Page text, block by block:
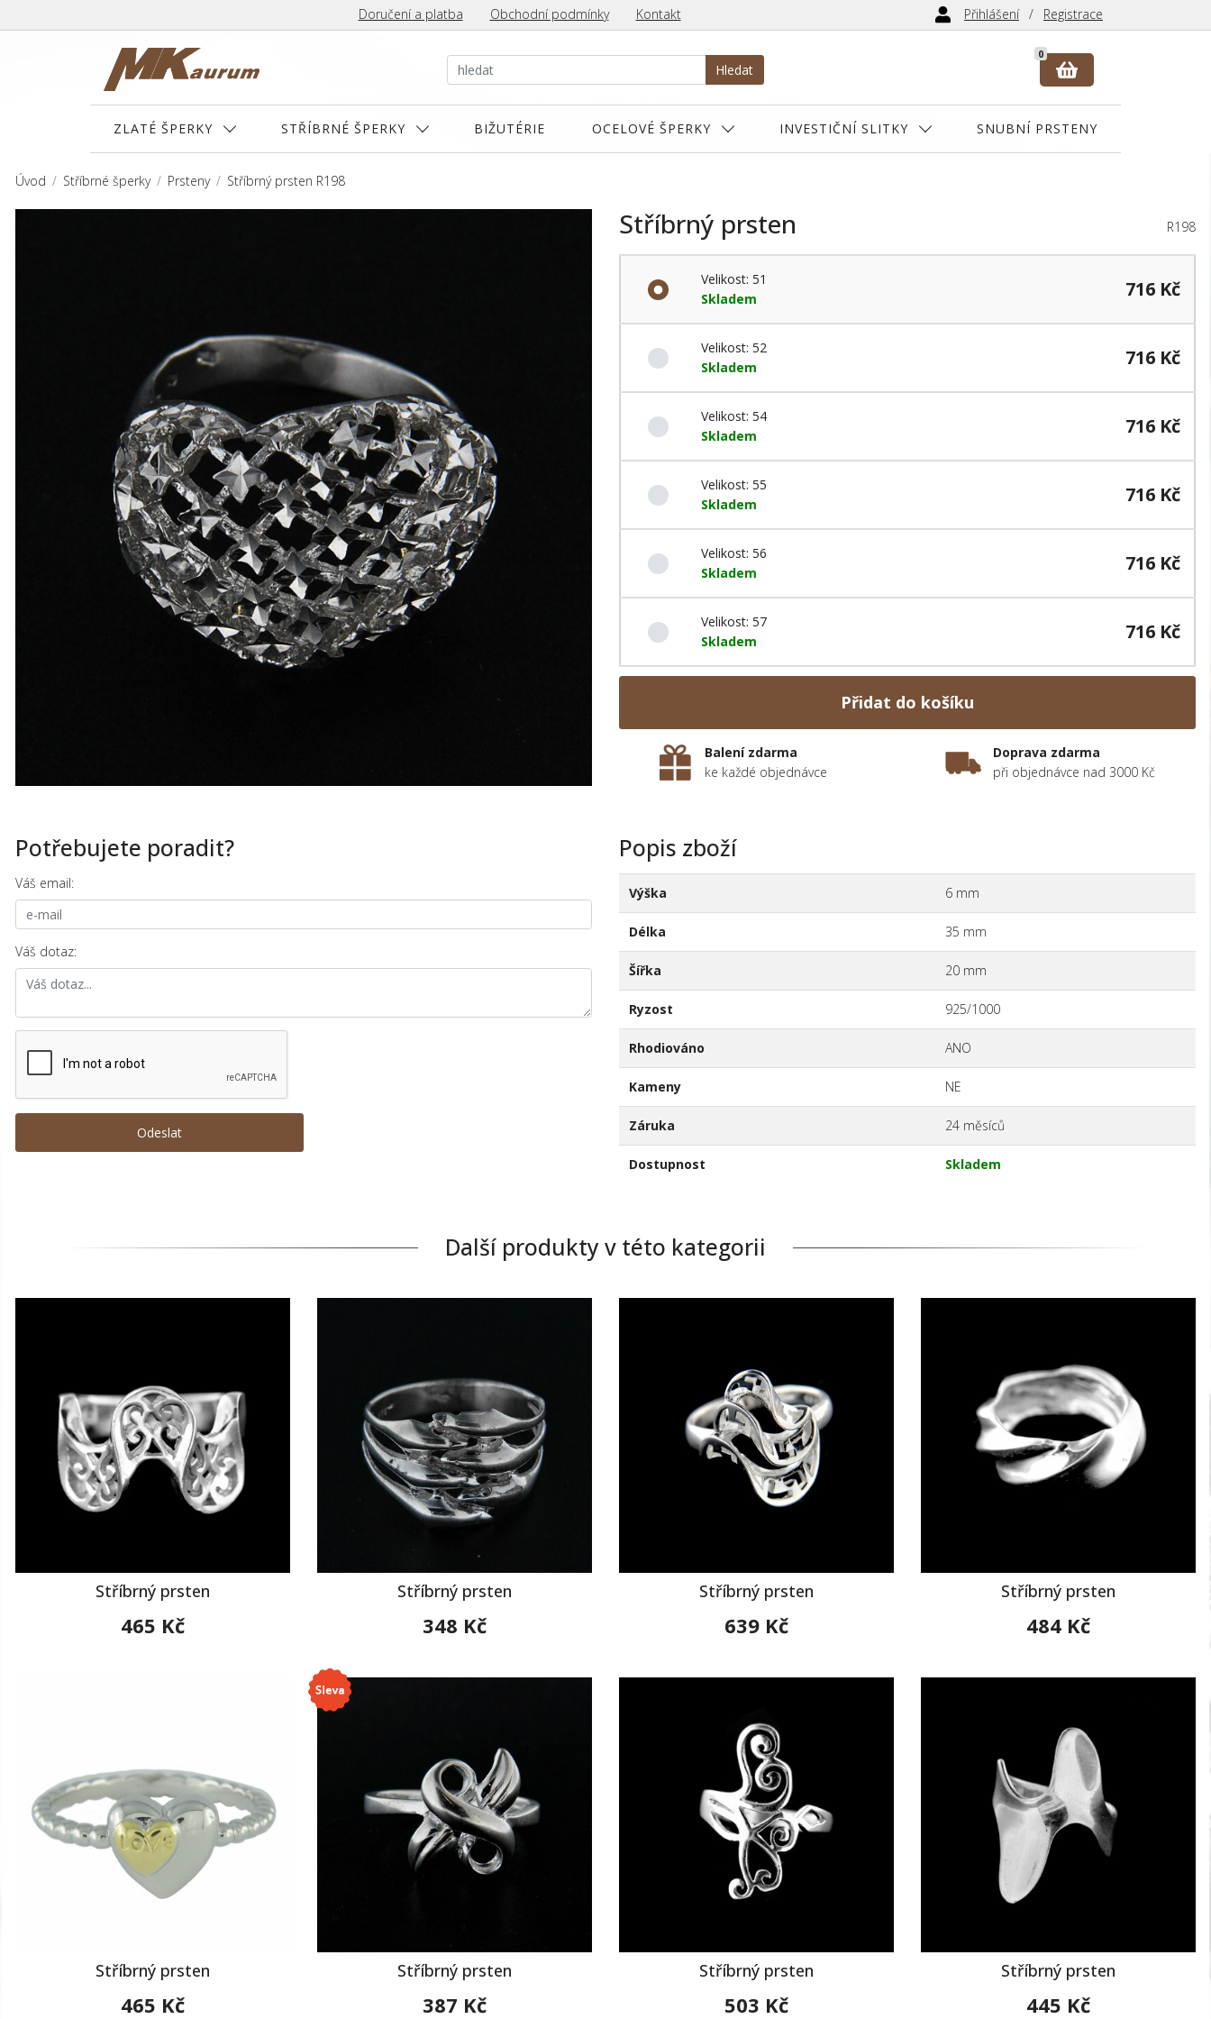
Doručení a platba Obchodní podmínky Kontakt Přihlášení Registrace
Hledat
0
ZLATÉ ŠPERKY STŘÍBRNÉ ŠPERKY BIŽUTÉRIE OCELOVÉ ŠPERKY INVESTIČNÍ SLITKY SNUBNÍ PRSTENY
Úvod Stříbrné šperky Prsteny Stříbrný prsten R198
Stříbrný prsten R198
Velikost: 51
Skladem
716 Kč
Velikost: 52
Skladem
716 Kč
Velikost: 54
Skladem
716 Kč
Velikost: 55
Skladem
716 Kč
Velikost: 56
Skladem
716 Kč
Velikost: 57
Skladem
716 Kč
Přidat do košíku
Balení zdarma
ke každé objednávce
Doprava zdarma
při objednávce nad 3000 Kč
Popis zboží
Výška 6 mm
Délka 35 mm
Šířka 20 mm
Ryzost 925/1000
Rhodiováno ANO
Kameny NE
Záruka 24 měsíců
Dostupnost Skladem
Potřebujete poradit?
Váš email:
Váš dotaz:
Další produkty v této kategorii
Stříbrný prsten
465 Kč
Stříbrný prsten
348 Kč
Stříbrný prsten
639 Kč
Stříbrný prsten
484 Kč
Stříbrný prsten
465 Kč
Stříbrný prsten
387 Kč
Stříbrný prsten
503 Kč
Stříbrný prsten
445 Kč